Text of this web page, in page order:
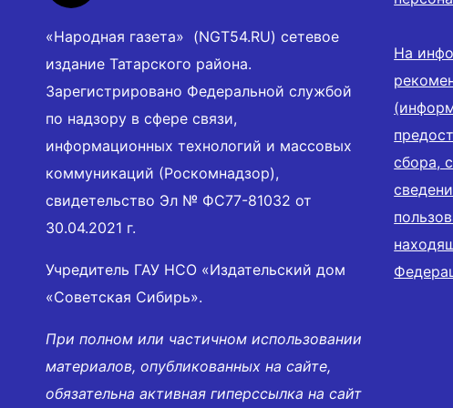
«Народная газета» (NGT54.RU) сетевое
издание Татарского района.
Зарегистрировано Федеральной службой
по надзору в сфере связи,
информационных технологий и массовых
коммуникаций (Роскомнадзор),
свидетельство Эл № ФС77-81032 от
30.04.2021 г.
Учредитель ГАУ НСО «Издательский дом
«Советская Сибирь».
При полном или частичном использовании
материалов, опубликованных на сайте,
обязательна активная гиперссылка на сайт
На
сбора,